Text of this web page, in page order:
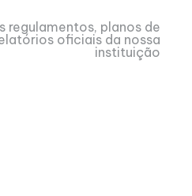
regulamentos, planos de
oficiais da nossa
instituição